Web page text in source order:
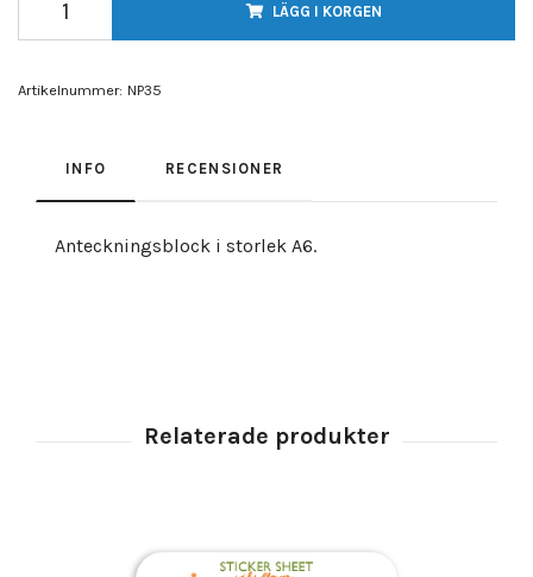
LÄGG I KORGEN
Artikelnummer: NP35
INFO RECENSIONER
Anteckningsblock i storlek A6.